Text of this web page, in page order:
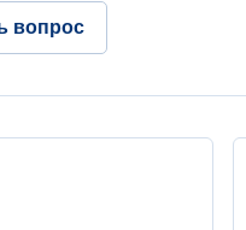
вопрос